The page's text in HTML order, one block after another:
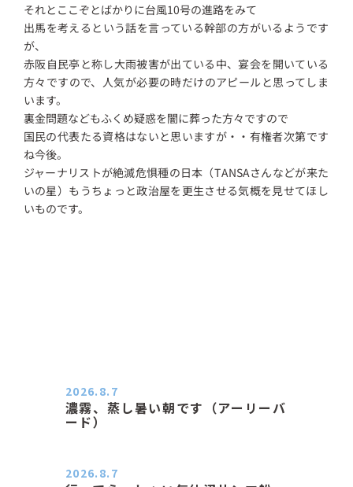
それとここぞとばかりに台風10号の進路をみて
出馬を考えるという話を言っている幹部の方がいるようです
が、
赤阪自民亭と称し大雨被害が出ている中、宴会を開いている
方々ですので、人気が必要の時だけのアピールと思ってしま
います。
裏金問題などもふくめ疑惑を闇に葬った方々ですので
国民の代表たる資格はないと思いますが・・有権者次第です
ね今後。
ジャーナリストが絶滅危惧種の日本（TANSAさんなどが来た
いの星）もうちょっと政治屋を更生させる気概を見せてほし
いものです。
濃霧、蒸し暑い朝です（アーリーバ
ード）
2026.8.7
2026.8.7